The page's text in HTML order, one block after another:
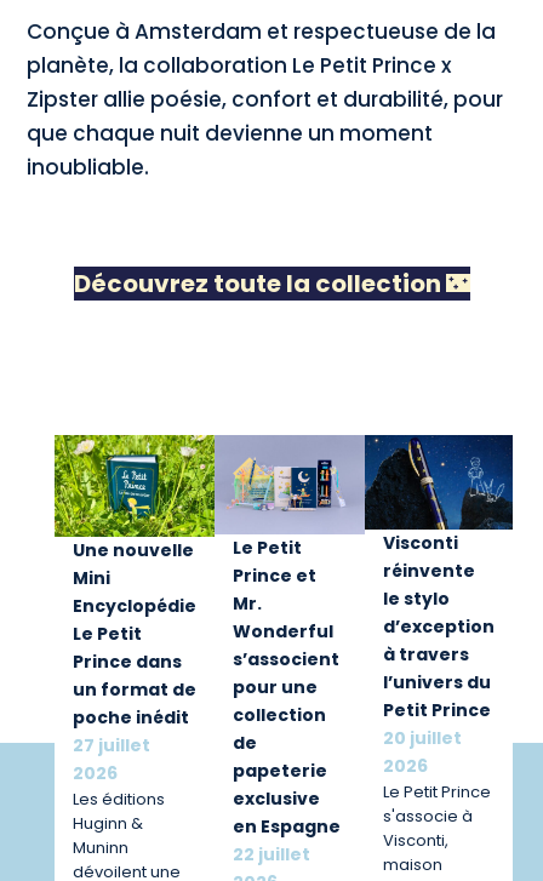
Conçue à Amsterdam et respectueuse de la
planète, la collaboration Le Petit Prince x
Zipster allie poésie, confort et durabilité, pour
que chaque nuit devienne un moment
inoubliable.
Découvrez toute la collection🌃
Une nouvelle
Mini
Encyclopédie
Le Petit
Prince dans
un format de
poche inédit
27 juillet
2026
Les éditions
Huginn &
Muninn
dévoilent une
Le Petit
Prince et
Mr.
Wonderful
s’associent
pour une
collection
de
papeterie
exclusive
en Espagne
22 juillet
Visconti
réinvente
le stylo
d’exception
à travers
l’univers du
Petit Prince
20 juillet
2026
Le Petit Prince
s'associe à
Visconti,
maison